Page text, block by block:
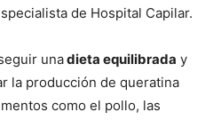
de Hospital Capilar.
unadieta equilibrada y
la producción de queratina
como el pollo, las